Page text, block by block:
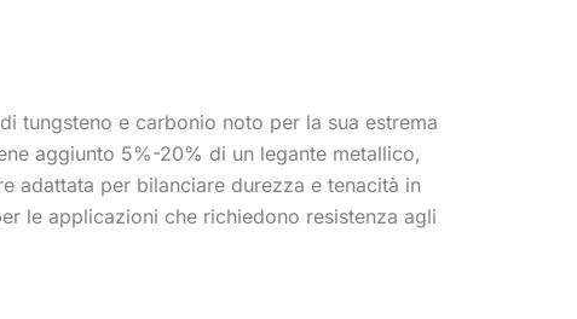
tungsteno e carbonio noto per la sua estrema
aggiunto 5%-20% di un legante metallico,
adattata per bilanciare durezza e tenacità in
le applicazioni che richiedono resistenza agli